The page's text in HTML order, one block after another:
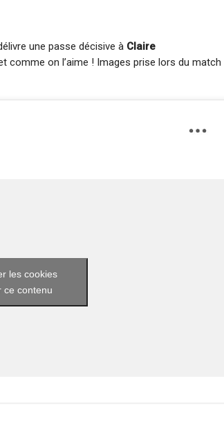
une passe décisive à Claire
comme on l’aime ! Images prise lors du match
les cookies
ce contenu